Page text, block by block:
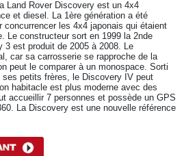
Land Rover Discovery est un 4x4
et diesel. La 1ère génération a été
concurrencer les 4x4 japonais qui étaient
Le constructeur sort en 1999 la 2nde
3 est produit de 2005 à 2008. Le
car sa carrosserie se rapproche de la
peut le comparer à un monospace. Sorti
petits frères, le Discovery IV peut
habitacle est plus moderne avec des
accueillir 7 personnes et possède un GPS
La Discovery est une nouvelle référence